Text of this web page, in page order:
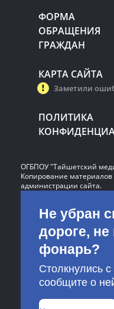
ФОРМА
ОБРАЩЕНИЯ
ГРАЖДАН
КАРТА САЙТА
Заметили
ПОЛИТИКА
ОГБПОУ "Тайшетский
Копирование материалов
администрации сайта.
Не убран
дороге, не
фонарь?
Столкнулись
сообщите о